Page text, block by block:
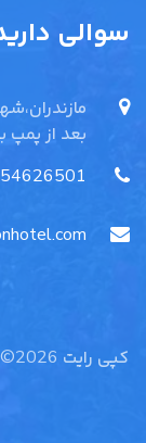
سوالی
بعد از پمپ
کپی رایت 2026© کلیه حقوق محفوظ است | طراحی وب سایت با